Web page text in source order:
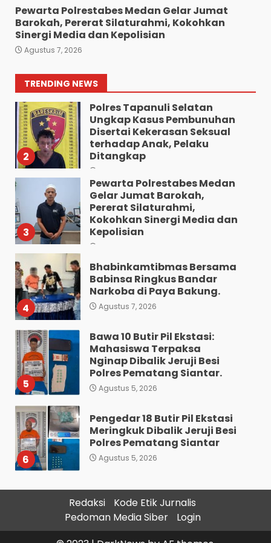
Pewarta Polrestabes Medan Gelar Jumat
Barokah, Pererat Silaturahmi, Kokohkan
Sinergi Media dan Kepolisian
Agustus 7, 2026
TRENDING NEWS
7
1
Polresta Deliserdang
Musnahkan 1,2 Kilo Gram
Narkoba”.
Agustus 7, 2026
2
Polres Tapanuli Selatan
Ungkap Kasus Pembunuhan
Disertai Kekerasan Seksual
terhadap Anak, Pelaku
Ditangkap
3
Pewarta Polrestabes Medan
Gelar Jumat Barokah,
Pererat Silaturahmi,
Kokohkan Sinergi Media dan
Kepolisian
4
Bhabinkamtibmas Bersama
Babinsa Ringkus Bandar
Narkoba di Paya Bakung.
Agustus 7, 2026
5
Bawa 10 Butir Pil Ekstasi:
Mahasiswa Terpaksa
Nginap Dibalik Jeruji Besi
Polres Pematang Siantar.
Agustus 5, 2026
6
Pengedar 18 Butir Pil Ekstasi
Meringkuk Dibalik Jeruji Besi
Polres Pematang Siantar
Agustus 5, 2026
7
Diduga Mencuri HP: Tiga
Anak Diduga Diringkus
Polsek Siantar Utara.
Agustus 5, 2026
Redaksi
Kode Etik Jurnalis
Pedoman Media Siber
Login